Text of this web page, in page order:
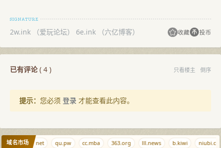
2w.ink （爱玩论坛） 6e.ink （六亿博客） 收藏 投币
已有评论( 4 ) 只看楼主 倒序
提示： 您必须 登录 才能查看此内容。
域名市场qjqj.net qu.pw cc.mba 363.org lll.news b.kiwi niubi.cc